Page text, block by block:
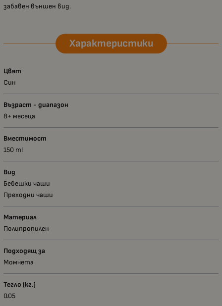
забавен външен вид.
Характеристики
Цвят
Син
Възраст - диапазон
8+ месеца
Вместимост
150 ml
Вид
Бебешки чаши
Преходни чаши
Материал
Полипропилен
Подходящ за
Момчета
Тегло (кг.)
0.05